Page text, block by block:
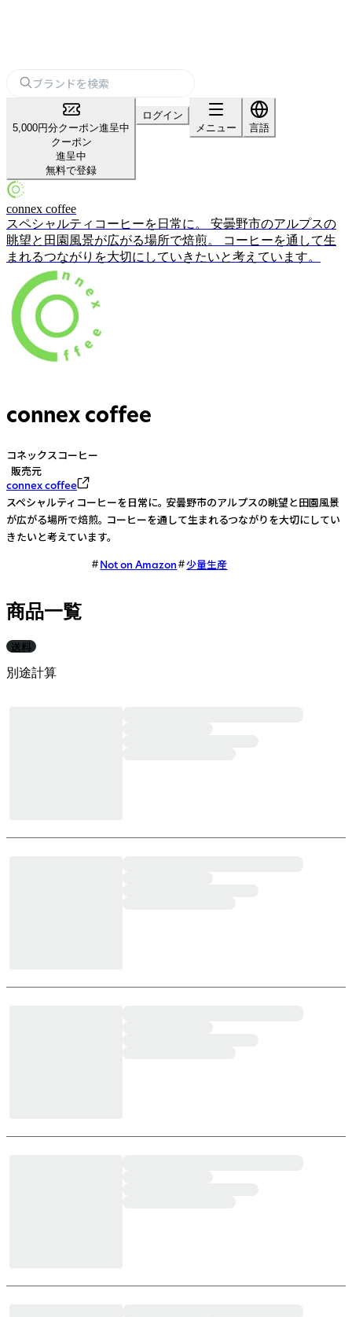
5,000円分クーポン進呈中
クーポン
進呈中
無料で登録
ログイン
メニュー
言語
connex coffee
スペシャルティコーヒーを日常に。 安曇野市のアルプスの
眺望と田園風景が広がる場所で焙煎。 コーヒーを通して生
まれるつながりを大切にしていきたいと考えています。
connex coffee
コネックスコーヒー
販売元
connex coffee
スペシャルティコーヒーを日常に。 安曇野市のアルプスの眺望と田園風景
が広がる場所で焙煎。 コーヒーを通して生まれるつながりを大切にしてい
きたいと考えています。
Not on Amazon
少量生産
商品一覧
送料
別途計算